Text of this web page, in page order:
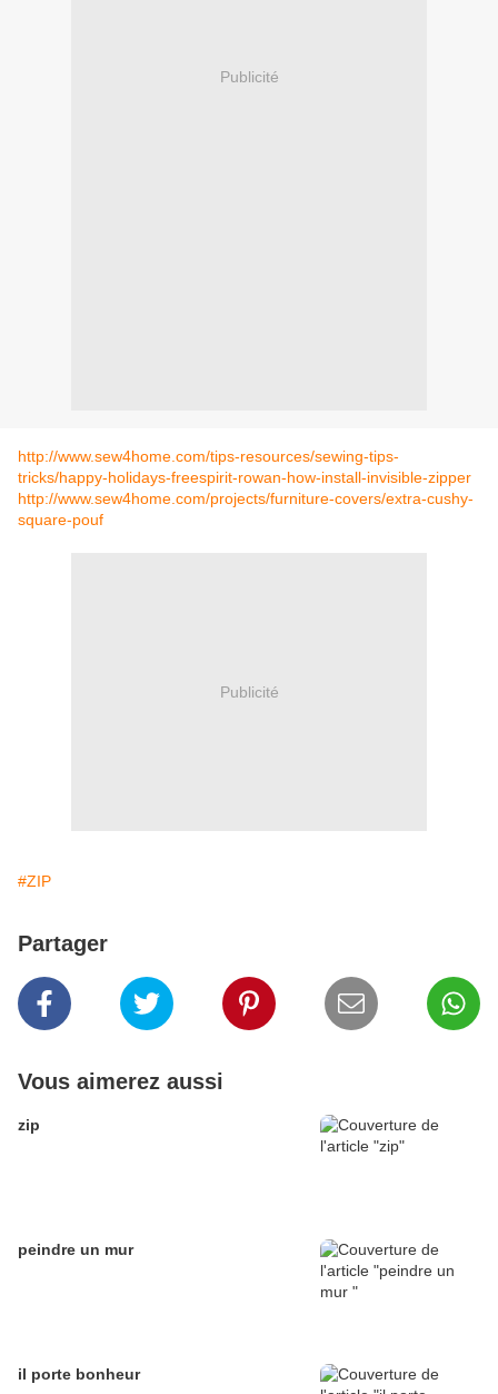
Publicité
http://www.sew4home.com/tips-resources/sewing-tips-
tricks/happy-holidays-freespirit-rowan-how-install-invisible-zipper
http://www.sew4home.com/projects/furniture-covers/extra-cushy-
square-pouf
Publicité
#ZIP
Partager
Vous aimerez aussi
zip
peindre un mur
il porte bonheur